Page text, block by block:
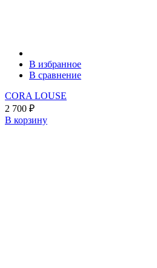
В избранное
В сравнение
CORA LOUSE
2 700 ₽
В корзину